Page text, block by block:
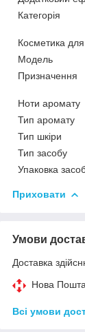
Категорія
Косметика для
Мoдель
Призначення
Ноти аромату
Тип аромату
Тип шкіри
Тип засобу
Упаковка
Приховати
Умови
Доставка
Нова Пошта
Всі умови